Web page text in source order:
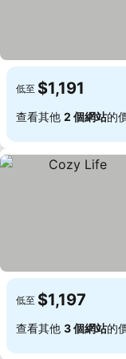
低至 $1,191
查看其他 2 個網站的
低至 $1,197
查看其他 3 個網站的